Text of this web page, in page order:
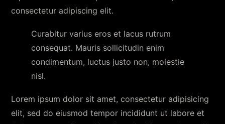
consectetur adipiscing elit.
Curabitur varius eros et lacus rutrum
consequat. Mauris sollicitudin enim
condimentum, luctus justo non, molestie
nisl.
Lorem ipsum dolor sit amet, consectetur adipisicing
elit, sed do eiusmod tempor incididunt ut labore et